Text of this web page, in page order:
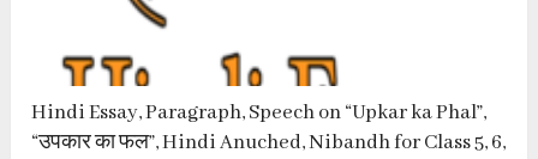
Hindi Essay, Paragraph, Speech on “Upkar ka Phal”,
“उपकार का फल”, Hindi Anuched, Nibandh for Class 5, 6,